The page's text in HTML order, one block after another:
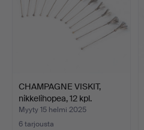
CHAMPAGNE VISKIT,
nikkelihopea, 12 kpl.
Myyty 15 helmi 2025
6 tarjousta